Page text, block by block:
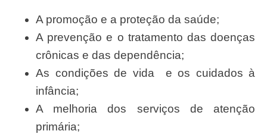
A promoção e a proteção da saúde;
A prevenção e o tratamento das doenças
crônicas e das dependência;
As condições de vida e os cuidados à
infância;
A melhoria dos serviços de atenção
primária;